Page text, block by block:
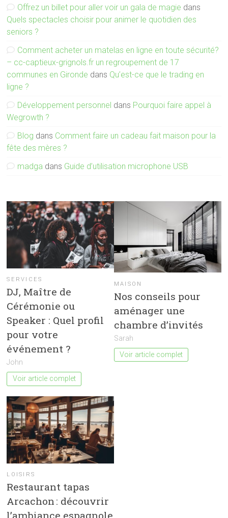
Offrez un billet pour aller voir un gala de magie dans
Quels spectacles choisir pour animer le quotidien des
seniors ?
Comment acheter un matelas en ligne en toute sécurité?
– cc-captieux-grignols.fr un regroupement de 17
communes en Gironde dans Qu’est-ce que le trading en
ligne ?
Développement personnel dans Pourquoi faire appel à
Wegrowth ?
Blog dans Comment faire un cadeau fait maison pour la
fête des mères ?
madga dans Guide d’utilisation microphone USB
SERVICES
DJ, Maître de
Cérémonie ou
Speaker : Quel profil
pour votre
événement ?
John
Voir article complet
MAISON
Nos conseils pour
aménager une
chambre d’invités
Sarah
Voir article complet
LOISIRS
Restaurant tapas
Arcachon : découvrir
l’ambiance espagnole